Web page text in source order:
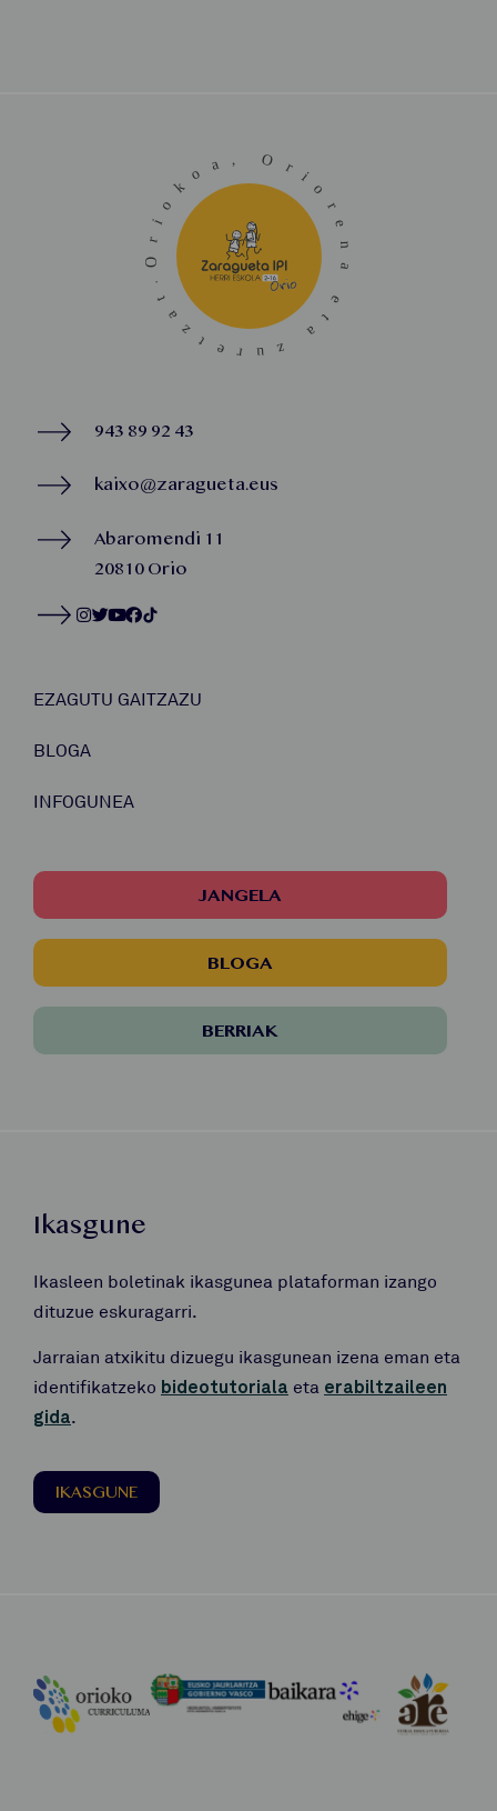
943 89 92 43
kaixo@zaragueta.eus
Abaromendi 11
20810 Orio
EZAGUTU GAITZAZU
BLOGA
INFOGUNEA
JANGELA
BLOGA
BERRIAK
Ikasgune
Ikasleen boletinak ikasgunea plataforman izango
dituzue eskuragarri.
Jarraian atxikitu dizuegu ikasgunean izena eman eta
identifikatzeko bideotutoriala eta erabiltzaileen
gida.
IKASGUNE